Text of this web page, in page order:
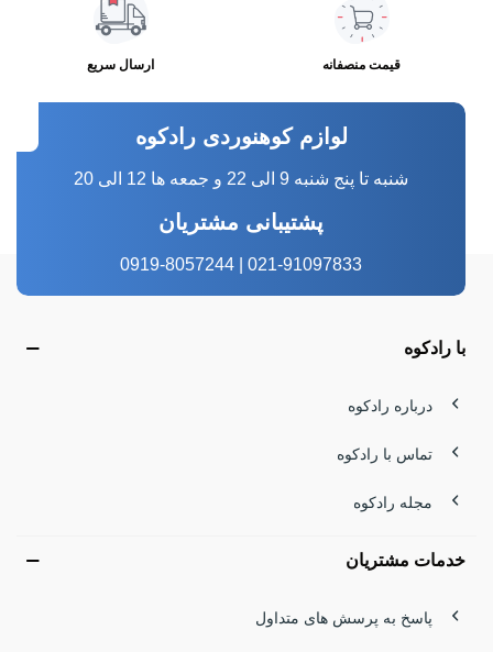
قیمت منصفانه ارسال سریع
لوازم کوهنوردی رادکوه
شنبه تا پنج شنبه 9 الی 22 و جمعه ها 12 الی 20
پشتیبانی مشتریان
021-91097833 | 0919-8057244
با رادکوه
درباره رادکوه
تماس با رادکوه
مجله رادکوه
خدمات مشتریان
پاسخ به پرسش های متداول